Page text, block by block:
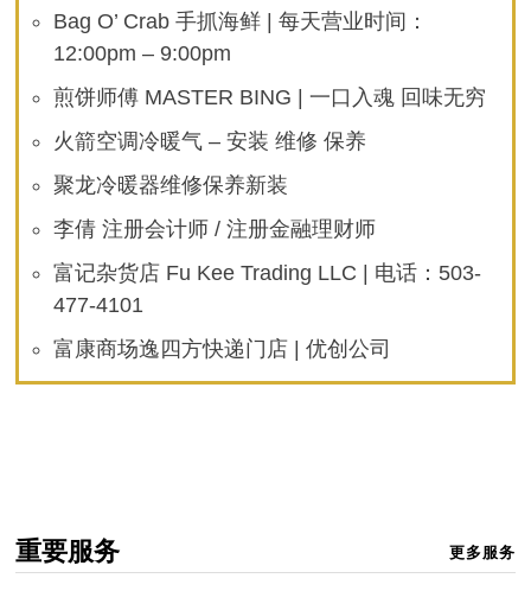
Bag O’ Crab 手抓海鲜 | 每天营业时间：
12:00pm – 9:00pm
煎饼师傅 MASTER BING | 一口入魂 回味无穷
火箭空调冷暖气 – 安装 维修 保养
聚龙冷暖器维修保养新装
李倩 注册会计师 / 注册金融理财师
富记杂货店 Fu Kee Trading LLC | 电话：503-
477-4101
富康商场逸四方快递门店 | 优创公司
重要服务 更多服务